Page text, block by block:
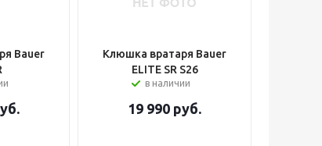
Bauer
Клюшка вратаря Bauer
ELITE SR S26
в наличии
19 990 руб.